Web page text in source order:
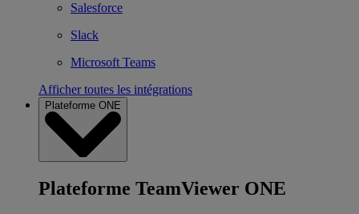
Salesforce
Slack
Microsoft Teams
Afficher toutes les intégrations
Plateforme ONE
Plateforme TeamViewer ONE